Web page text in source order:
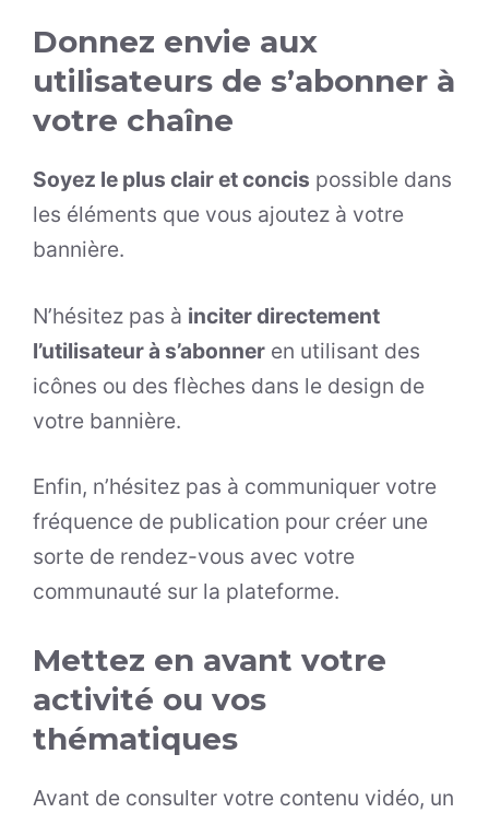
Donnez envie aux
utilisateurs de s’abonner à
votre chaîne
Soyez le plus clair et concis possible dans
les éléments que vous ajoutez à votre
bannière.
N’hésitez pas à inciter directement
l’utilisateur à s’abonner en utilisant des
icônes ou des flèches dans le design de
votre bannière.
Enfin, n’hésitez pas à communiquer votre
fréquence de publication pour créer une
sorte de rendez-vous avec votre
communauté sur la plateforme.
Mettez en avant votre
activité ou vos
thématiques
Avant de consulter votre contenu vidéo, un